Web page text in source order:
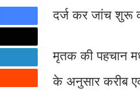
दर्ज कर जांच शुरू
मृतक की पहचान
के अनुसार करीब